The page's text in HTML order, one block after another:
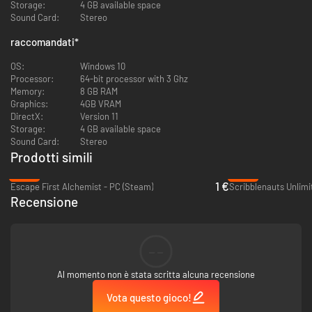
CREATURE FAVOLOSE
Incontra creature meravigliose e curiose e vivi la loro vita quotidiana
piena di commedie e drammi, dove favole e leggende metropolitane sono
bloccato nel traffico. Un trio di pinguini che cerca di scattare dei selfie? I
minotauri si stanno preparando per un'altra partita di Bull Football?
Impara a conoscerli meglio e unisci i loro piccoli mondi, pezzo dopo pezzo!
Storage:
4 GB available space
Sound Card:
Stereo
raccomandati*
OS:
Windows 10
Processor:
64-bit processor with 3 Ghz
Memory:
8 GB RAM
Graphics:
4GB VRAM
DirectX:
Version 11
Storage:
4 GB available space
Sound Card:
Stereo
Prodotti simili
Escape First Alchemist - PC (Steam)
1 €Scribblenauts
Recensione
Al momento non è stata scritta alcuna recensione
Vota questo gioco!